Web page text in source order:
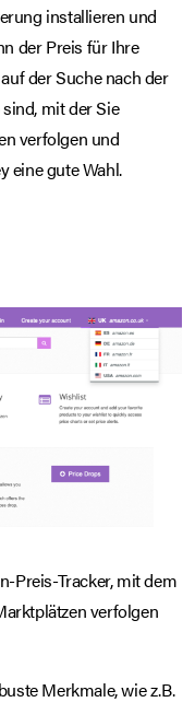
installieren und
der Preis für Ihre
der Suche nach der
mit der Sie
verfolgen und
eine gute Wahl.
Preis-Tracker, mit dem
verfolgen
Merkmale, wie z.B.